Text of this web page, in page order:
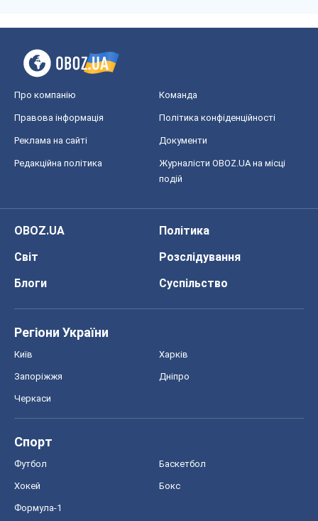
Про компанію Команда
Правова інформація Політика конфіденційності
Реклама на сайті Документи
Редакційна політика
Журналісти OBOZ.UA на місці
подій
OBOZ.UA
Політика
Світ
Розслідування
Блоги
Суспільство
Регіони України
Київ Харків
Запоріжжя Дніпро
Черкаси
Спорт
Футбол Баскетбол
Хокей Бокс
Формула-1